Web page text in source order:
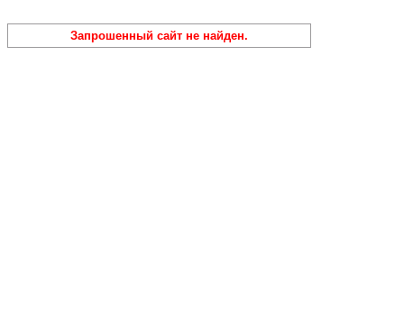
Запрошенный сайт не найден.